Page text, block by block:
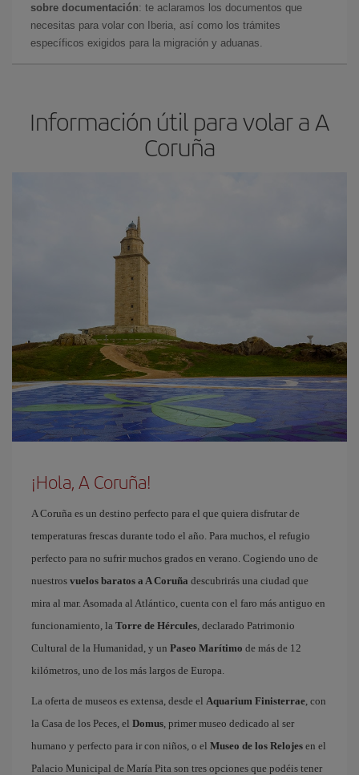
sobre documentación: te aclaramos los documentos que
necesitas para volar con Iberia, así como los trámites
específicos exigidos para la migración y aduanas.
Información útil para volar a A
Coruña
¡Hola, A Coruña!
A Coruña es un destino perfecto para el que quiera disfrutar de
temperaturas frescas durante todo el año. Para muchos, el refugio
perfecto para no sufrir muchos grados en verano. Cogiendo uno de
nuestros vuelos baratos a A Coruña descubrirás una ciudad que
mira al mar. Asomada al Atlántico, cuenta con el faro más antiguo en
funcionamiento, la Torre de Hércules , declarado Patrimonio
Cultural de la Humanidad, y un Paseo Marítimo de más de 12
kilómetros, uno de los más largos de Europa.
La oferta de museos es extensa, desde el Aquarium Finisterrae , con
la Casa de los Peces, el Domus , primer museo dedicado al ser
humano y perfecto para ir con niños, o el Museo de los Relojes en el
Palacio Municipal de María Pita son tres opciones que podéis tener